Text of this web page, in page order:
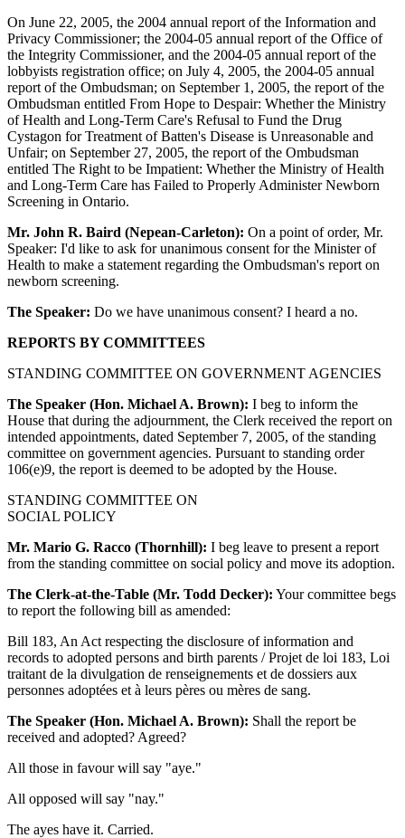
On June 22, 2005, the 2004 annual report of the Information and
Privacy Commissioner; the 2004-05 annual report of the Office of
the Integrity Commissioner, and the 2004-05 annual report of the
lobbyists registration office; on July 4, 2005, the 2004-05 annual
report of the Ombudsman; on September 1, 2005, the report of the
Ombudsman entitled From Hope to Despair: Whether the Ministry
of Health and Long-Term Care's Refusal to Fund the Drug
Cystagon for Treatment of Batten's Disease is Unreasonable and
Unfair; on September 27, 2005, the report of the Ombudsman
entitled The Right to be Impatient: Whether the Ministry of Health
and Long-Term Care has Failed to Properly Administer Newborn
Screening in Ontario.
Mr. John R. Baird (Nepean-Carleton): On a point of order, Mr.
Speaker: I'd like to ask for unanimous consent for the Minister of
Health to make a statement regarding the Ombudsman's report on
newborn screening.
The Speaker: Do we have unanimous consent? I heard a no.
REPORTS BY COMMITTEES
STANDING COMMITTEE ON GOVERNMENT AGENCIES
The Speaker (Hon. Michael A. Brown): I beg to inform the
House that during the adjournment, the Clerk received the report on
intended appointments, dated September 7, 2005, of the standing
committee on government agencies. Pursuant to standing order
106(e)9, the report is deemed to be adopted by the House.
STANDING COMMITTEE ON
SOCIAL POLICY
Mr. Mario G. Racco (Thornhill): I beg leave to present a report
from the standing committee on social policy and move its adoption.
The Clerk-at-the-Table (Mr. Todd Decker): Your committee begs
to report the following bill as amended:
Bill 183, An Act respecting the disclosure of information and
records to adopted persons and birth parents / Projet de loi 183, Loi
traitant de la divulgation de renseignements et de dossiers aux
personnes adoptées et à leurs pères ou mères de sang.
The Speaker (Hon. Michael A. Brown): Shall the report be
received and adopted? Agreed?
All those in favour will say "aye."
All opposed will say "nay."
The ayes have it. Carried.